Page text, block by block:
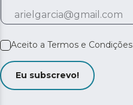
Aceito a Termos e Condições
Eu subscrevo!